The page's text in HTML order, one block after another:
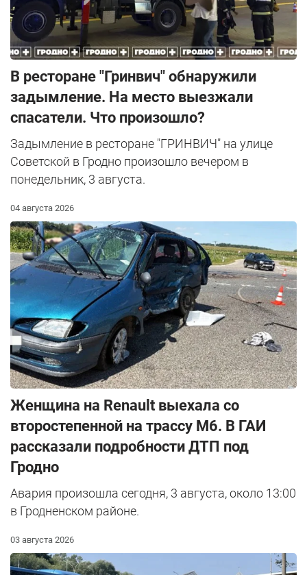
В ресторане "Гринвич" обнаружили
задымление. На место выезжали
спасатели. Что произошло?
Задымление в ресторане "ГРИНВИЧ" на улице
Советской в Гродно произошло вечером в
понедельник, 3 августа.
04 августа 2026
Женщина на Renault выехала со
второстепенной на трассу М6. В ГАИ
рассказали подробности ДТП под
Гродно
Авария произошла сегодня, 3 августа, около 13:00
в Гродненском районе.
03 августа 2026